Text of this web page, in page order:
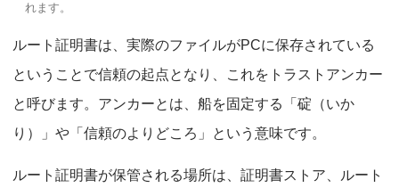
れます。
ルート証明書は、実際のファイルがPCに保存されている
ということで信頼の起点となり、これをトラストアンカー
と呼びます。アンカーとは、船を固定する「碇（いか
り）」や「信頼のよりどころ」という意味です。
ルート証明書が保管される場所は、証明書ストア、ルート